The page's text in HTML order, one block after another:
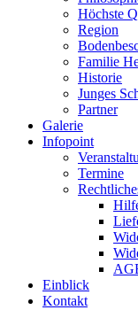
Höchste
Region
Familie
Historie
Junges
Partner
Galerie
Infopoint
Termine
Einblick
Kontakt